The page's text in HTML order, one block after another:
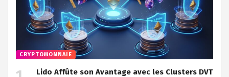
CRYPTOMONNAIE
Lido Affûte son Avantage avec les Clusters DVT